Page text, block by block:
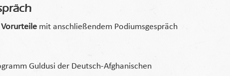
Vorurteile mit anschließendem Podiumsgespräch
Guldusi der Deutsch-Afghanischen